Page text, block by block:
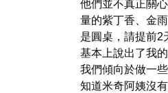
他們並不真正關
量的紫丁香、金
是圓桌，請提前2
基本上說出了我
我們傾向於做一
知道米奇阿姨沒